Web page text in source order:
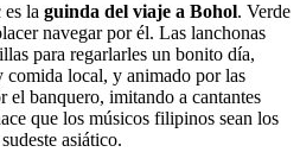
la guinda del viaje a Bohol. Verde
navegar por él. Las lanchonas
para regarlarles un bonito día,
comida local, y animado por las
el banquero, imitando a cantantes
que los músicos filipinos sean los
asiático.